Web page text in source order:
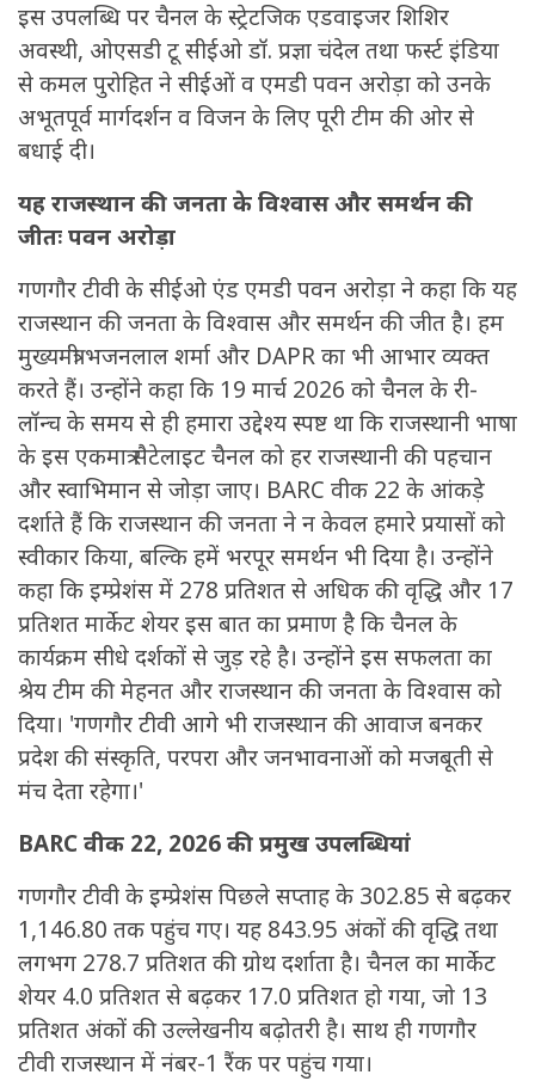
इस उपलब्धि पर चैनल के स्ट्रेटजिक एडवाइजर शिशिर
अवस्थी, ओएसडी टू सीईओ डॉ. प्रज्ञा चंदेल तथा फर्स्ट इंडिया
से कमल पुरोहित ने सीईओं व एमडी पवन अरोड़ा को उनके
अभूतपूर्व मार्गदर्शन व विजन के लिए पूरी टीम की ओर से
बधाई दी।
यह राजस्थान की जनता के विश्वास और समर्थन की
जीतः पवन अरोड़ा
गणगौर टीवी के सीईओ एंड एमडी पवन अरोड़ा ने कहा कि यह
राजस्थान की जनता के विश्वास और समर्थन की जीत है। हम
मुख्यमंत्री भजनलाल शर्मा और DAPR का भी आभार व्यक्त
करते हैं। उन्होंने कहा कि 19 मार्च 2026 को चैनल के री-
लॉन्च के समय से ही हमारा उद्देश्य स्पष्ट था कि राजस्थानी भाषा
के इस एकमात्र सैटेलाइट चैनल को हर राजस्थानी की पहचान
और स्वाभिमान से जोड़ा जाए। BARC वीक 22 के आंकड़े
दर्शाते हैं कि राजस्थान की जनता ने न केवल हमारे प्रयासों को
स्वीकार किया, बल्कि हमें भरपूर समर्थन भी दिया है। उन्होंने
कहा कि इम्प्रेशंस में 278 प्रतिशत से अधिक की वृद्धि और 17
प्रतिशत मार्केट शेयर इस बात का प्रमाण है कि चैनल के
कार्यक्रम सीधे दर्शकों से जुड़ रहे है। उन्होंने इस सफलता का
श्रेय टीम की मेहनत और राजस्थान की जनता के विश्वास को
दिया। 'गणगौर टीवी आगे भी राजस्थान की आवाज बनकर
प्रदेश की संस्कृति, परपरा और जनभावनाओं को मजबूती से
मंच देता रहेगा।'
BARC वीक 22, 2026 की प्रमुख उपलब्धियां
गणगौर टीवी के इम्प्रेशंस पिछले सप्ताह के 302.85 से बढ़कर
1,146.80 तक पहुंच गए। यह 843.95 अंकों की वृद्धि तथा
लगभग 278.7 प्रतिशत की ग्रोथ दर्शाता है। चैनल का मार्केट
शेयर 4.0 प्रतिशत से बढ़कर 17.0 प्रतिशत हो गया, जो 13
प्रतिशत अंकों की उल्लेखनीय बढ़ोतरी है। साथ ही गणगौर
टीवी राजस्थान में नंबर-1 रैंक पर पहुंच गया।